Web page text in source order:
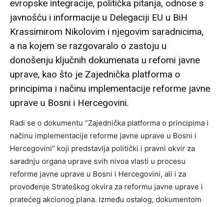
evropske integracije, politička pitanja, odnose s
javnošću i informacije u Delegaciji EU u BiH
Krassimirom Nikolovim i njegovim saradnicima,
a na kojem se razgovaralo o zastoju u
donošenju ključnih dokumenata u refomi javne
uprave, kao što je Zajednička platforma o
principima i načinu implementacije reforme javne
uprave u Bosni i Hercegovini.
Radi se o dokumentu “Zajednička platforma o principima i
načinu implementacije reforme javne uprave u Bosni i
Hercegovini” koji predstavlja politički i pravni okvir za
saradnju organa uprave svih nivoa vlasti u procesu
reforme javne uprave u Bosni i Hercegovini, ali i za
provođenje Strateškog okvira za reformu javne uprave i
pratećeg akcionog plana. Između ostalog, dokumentom